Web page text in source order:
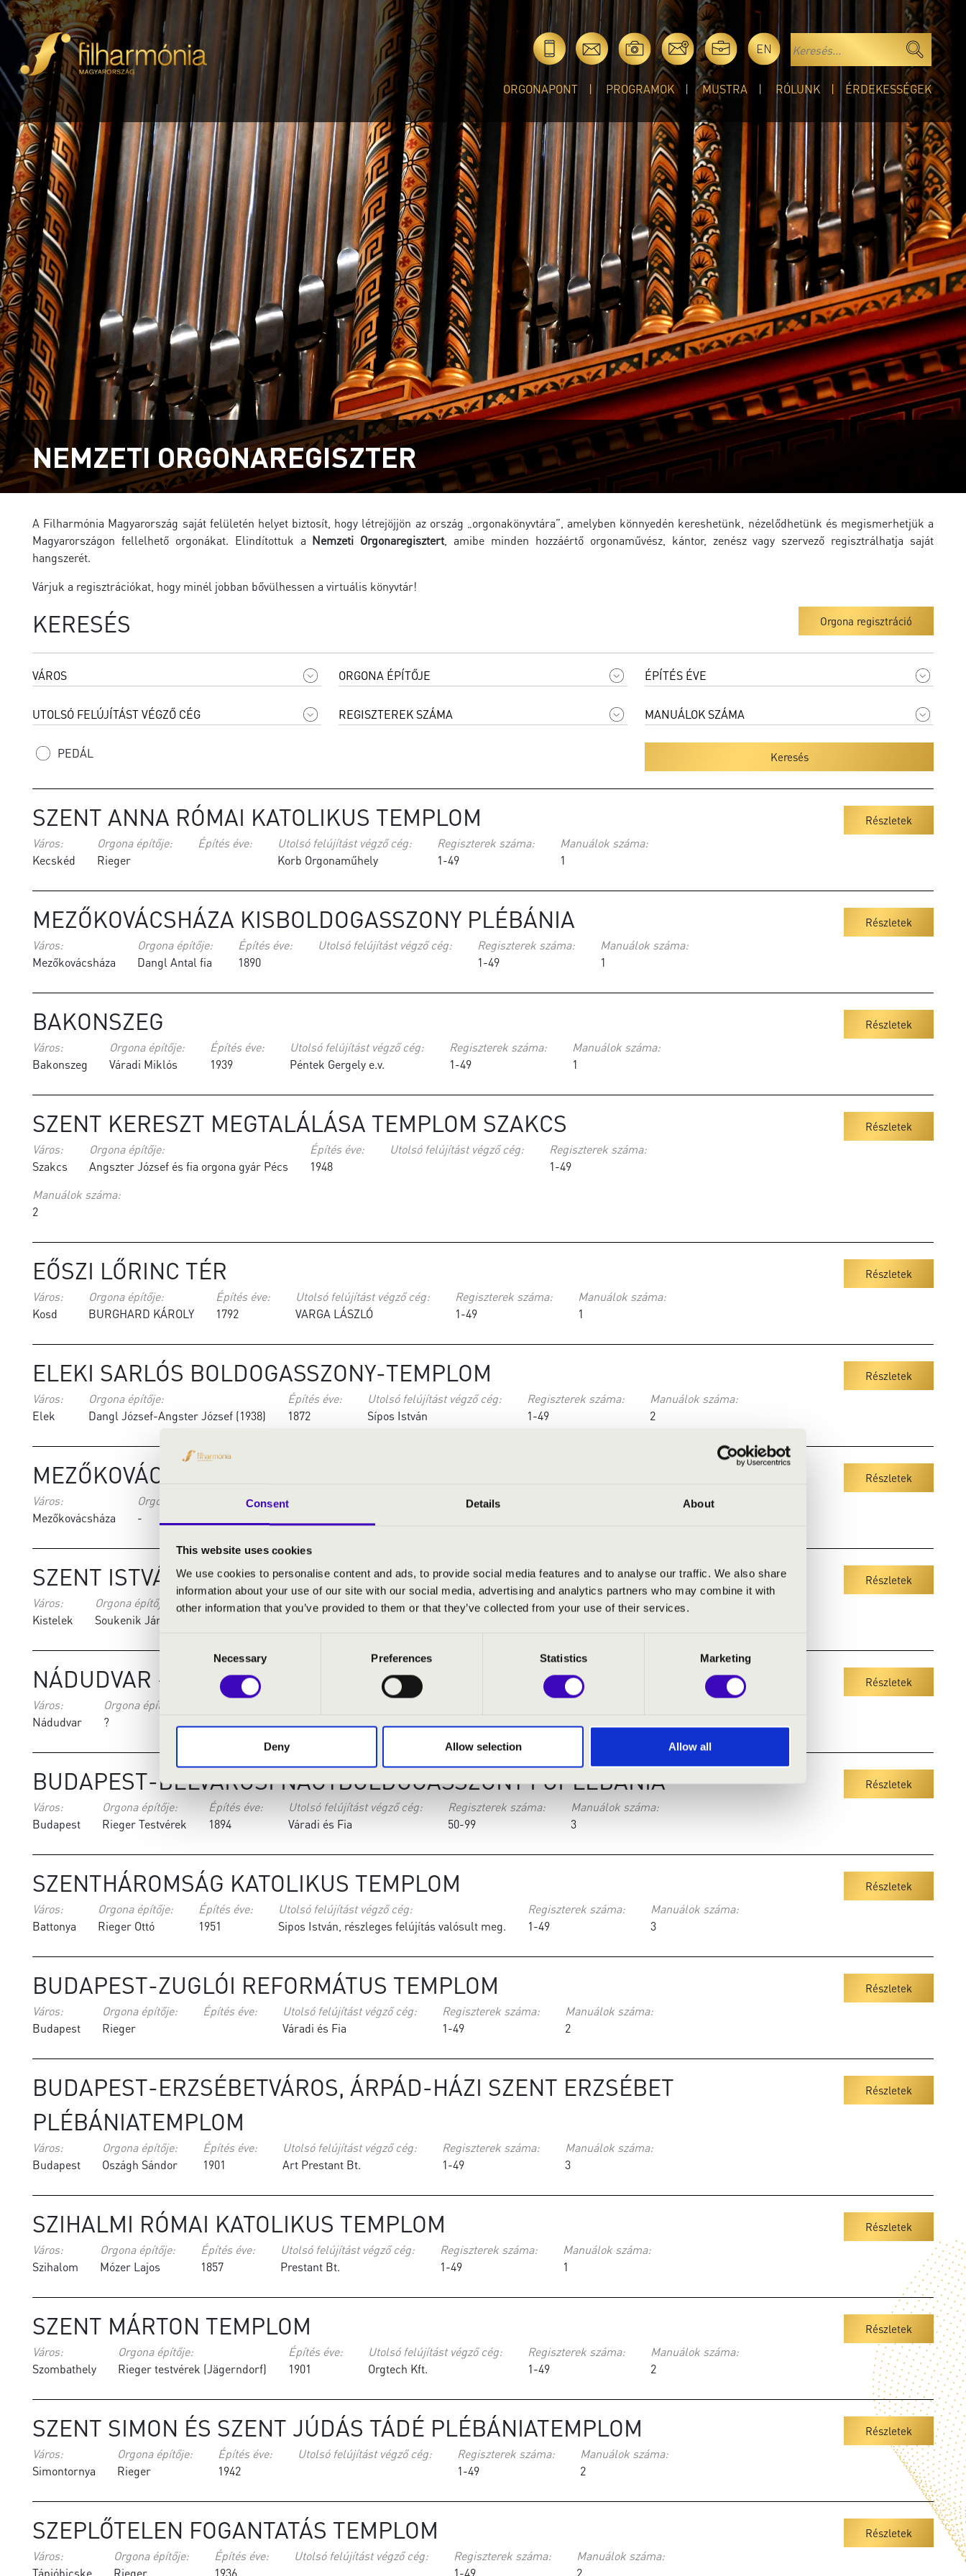
Consent Details About
This website uses cookies
We use cookies to personalise content and ads, to provide social media features and to analyse our traffic. We also share
information about your use of our site with our social media, advertising and analytics partners who may combine it with
other information that you’ve provided to them or that they’ve collected from your use of their services.
Necessary Preferences Statistics Marketing
Deny Allow selection Allow all
EN
ORGONAPONT PROGRAMOK MUSTRA RÓLUNK ÉRDEKESSÉGEK
NEMZETI ORGONAREGISZTER
A Filharmónia Magyarország saját felületén helyet biztosít, hogy létrejöjjön az ország „orgonakönyvtára”, amelyben könnyedén kereshetünk, nézelődhetünk és megismerhetjük a
Magyarországon fellelhető orgonákat. Elindítottuk a Nemzeti Orgonaregisztert , amibe minden hozzáértő orgonaművész, kántor, zenész vagy szervező regisztrálhatja saját
hangszerét.
Várjuk a regisztrációkat, hogy minél jobban bővülhessen a virtuális könyvtár!
KERESÉS Orgona regisztráció
PEDÁL Keresés
SZENT ANNA RÓMAI KATOLIKUS TEMPLOM
Város:
Kecskéd
Orgona építője:
Rieger
Építés éve:
Utolsó felújítást végző cég:
Korb Orgonaműhely
Regiszterek száma:
1-49
Manuálok száma:
1
Részletek
MEZŐKOVÁCSHÁZA KISBOLDOGASSZONY PLÉBÁNIA
Város:
Mezőkovácsháza
Orgona építője:
Dangl Antal fia
Építés éve:
1890
Utolsó felújítást végző cég:
Regiszterek száma:
1-49
Manuálok száma:
1
Részletek
BAKONSZEG
Város:
Bakonszeg
Orgona építője:
Váradi Miklós
Építés éve:
1939
Utolsó felújítást végző cég:
Péntek Gergely e.v.
Regiszterek száma:
1-49
Manuálok száma:
1
Részletek
SZENT KERESZT MEGTALÁLÁSA TEMPLOM SZAKCS
Város:
Szakcs
Orgona építője:
Angszter József és fia orgona gyár Pécs
Építés éve:
1948
Utolsó felújítást végző cég:
Regiszterek száma:
1-49
Manuálok száma:
2
Részletek
EŐSZI LŐRINC TÉR
Város:
Kosd
Orgona építője:
BURGHARD KÁROLY
Építés éve:
1792
Utolsó felújítást végző cég:
VARGA LÁSZLÓ
Regiszterek száma:
1-49
Manuálok száma:
1
Részletek
ELEKI SARLÓS BOLDOGASSZONY-TEMPLOM
Város:
Elek
Orgona építője:
Dangl József-Angster József (1938)
Építés éve:
1872
Utolsó felújítást végző cég:
Sípos István
Regiszterek száma:
1-49
Manuálok száma:
2
Részletek
MEZŐKOVÁCSHÁZA
Város:
Mezőkovácsháza
Orgona építője:
-
Építés éve:
Regiszterek száma:
Manuálok száma:
Részletek
SZENT ISTVÁN KIRÁLY RÓMAI KATOLIKUS TEMPLOM
Város:
Kistelek
Orgona építője:
Soukenik János
Építés éve:
Utolsó felújítást végző cég:
Regiszterek száma:
Manuálok száma:
Részletek
NÁDUDVAR - SZENT KERESZT FELMAGASZTALÁSA-TEMPLOM
Város:
Nádudvar
Orgona építője:
?
Részletek
BUDAPEST-BELVÁROSI NAGYBOLDOGASSZONY FŐPLÉBÁNIA
Város:
Budapest
Orgona építője:
Rieger Testvérek
Építés éve:
1894
Utolsó felújítást végző cég:
Váradi és Fia
Regiszterek száma:
50-99
Manuálok száma:
3
Részletek
SZENTHÁROMSÁG KATOLIKUS TEMPLOM
Város:
Battonya
Orgona építője:
Rieger Ottó
Építés éve:
1951
Utolsó felújítást végző cég:
Sipos István, részleges felújítás valósult meg.
Regiszterek száma:
1-49
Manuálok száma:
3
Részletek
BUDAPEST-ZUGLÓI REFORMÁTUS TEMPLOM
Város:
Budapest
Orgona építője:
Rieger
Építés éve:
Utolsó felújítást végző cég:
Váradi és Fia
Regiszterek száma:
1-49
Manuálok száma:
2
Részletek
BUDAPEST-ERZSÉBETVÁROS, ÁRPÁD-HÁZI SZENT ERZSÉBET
PLÉBÁNIATEMPLOM
Város:
Budapest
Orgona építője:
Oszágh Sándor
Építés éve:
1901
Utolsó felújítást végző cég:
Art Prestant Bt.
Regiszterek száma:
1-49
Manuálok száma:
3
Részletek
SZIHALMI RÓMAI KATOLIKUS TEMPLOM
Város:
Szihalom
Orgona építője:
Mózer Lajos
Építés éve:
1857
Utolsó felújítást végző cég:
Prestant Bt.
Regiszterek száma:
1-49
Manuálok száma:
1
Részletek
SZENT MÁRTON TEMPLOM
Város:
Szombathely
Orgona építője:
Rieger testvérek (Jägerndorf)
Építés éve:
1901
Utolsó felújítást végző cég:
Orgtech Kft.
Regiszterek száma:
1-49
Manuálok száma:
2
Részletek
SZENT SIMON ÉS SZENT JÚDÁS TÁDÉ PLÉBÁNIATEMPLOM
Város:
Simontornya
Orgona építője:
Rieger
Építés éve:
1942
Utolsó felújítást végző cég:
Regiszterek száma:
1-49
Manuálok száma:
2
Részletek
SZEPLŐTELEN FOGANTATÁS TEMPLOM
Város:
Tápióbicske
Orgona építője:
Rieger
Építés éve:
1936
Utolsó felújítást végző cég:
Regiszterek száma:
1-49
Manuálok száma:
2
Részletek